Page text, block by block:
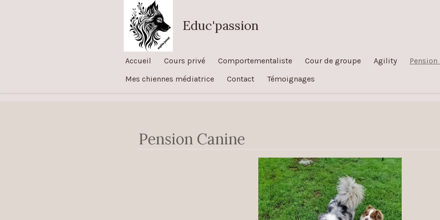
Educ'passion
Accueil Cours privé Comportementaliste Cour de groupe Agility
Pension
Mes chiennes médiatrice
Contact Témoignages
Pension Canine